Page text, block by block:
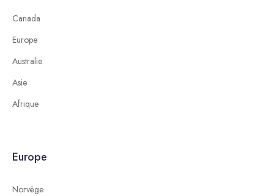
Canada
Europe
Australie
Asie
Afrique
Europe
Norvège